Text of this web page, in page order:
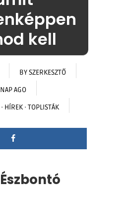
kell
BYSZERKESZTŐ
AGO
· HÍREK · TOPLISTÁK